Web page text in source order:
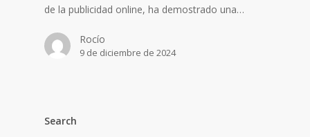
de la publicidad online, ha demostrado una…
Rocío
9 de diciembre de 2024
Search